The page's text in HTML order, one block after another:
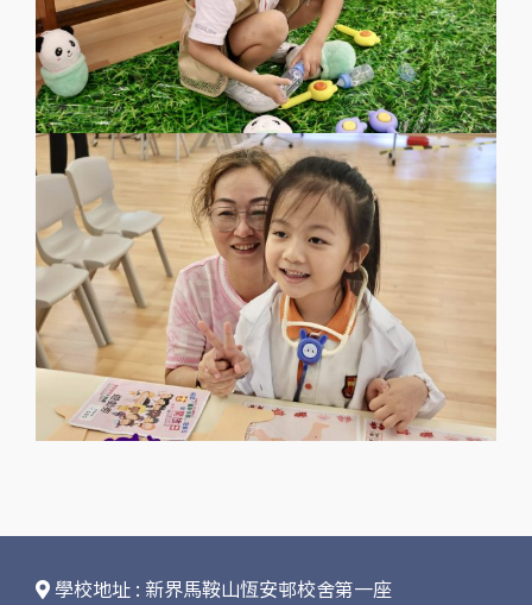
學校地址 : 新界馬鞍山恆安邨校舍第一座